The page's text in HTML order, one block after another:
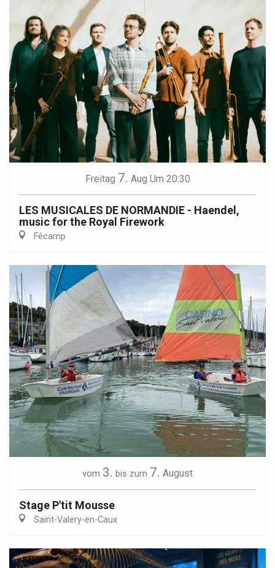
Freitag 7. Aug Um 20:30
LES MUSICALES DE NORMANDIE - Haendel,
music for the Royal Firework
Fécamp
vom 3. bis zum 7. August
Stage P'tit Mousse
Saint-Valery-en-Caux